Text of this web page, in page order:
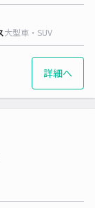
大型車・SUV
詳細へ